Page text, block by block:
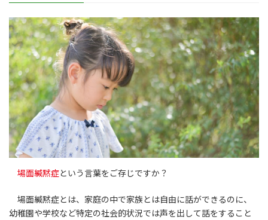
場面緘黙症という言葉をご存じですか？
場面緘黙症とは、家庭の中で家族とは自由に話ができるのに、
幼稚園や学校など特定の社会的状況では声を出して話をすること